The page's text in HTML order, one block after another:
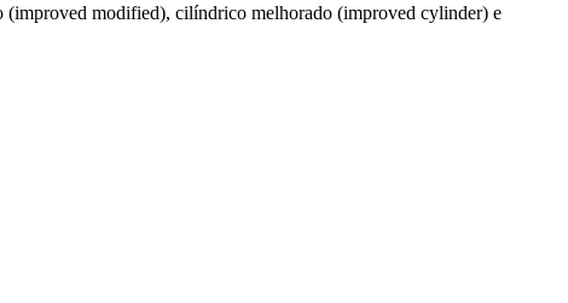
modified), cilíndrico melhorado (improved cylinder) e